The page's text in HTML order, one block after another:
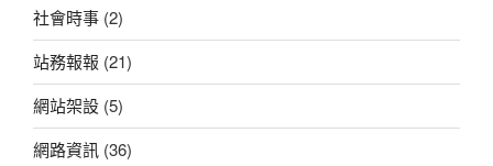
社會時事 (2)
站務報報 (21)
網站架設 (5)
網路資訊 (36)